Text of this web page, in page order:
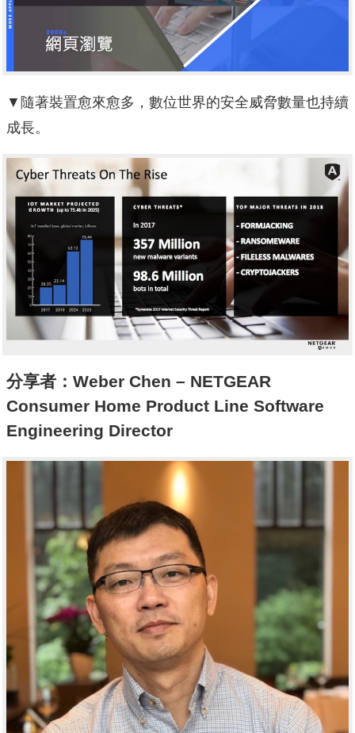
▼隨著裝置愈來愈多，數位世界的安全威脅數量也持續
成長。
分享者：Weber Chen – NETGEAR
Consumer Home Product Line Software
Engineering Director